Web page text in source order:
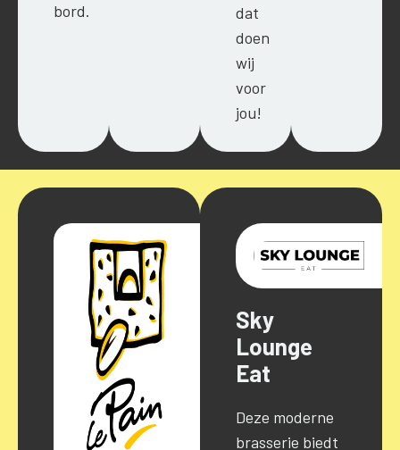
bord.
dat
doen
wij
voor
jou!
Sky
Lounge
Eat
Deze moderne
brasserie biedt